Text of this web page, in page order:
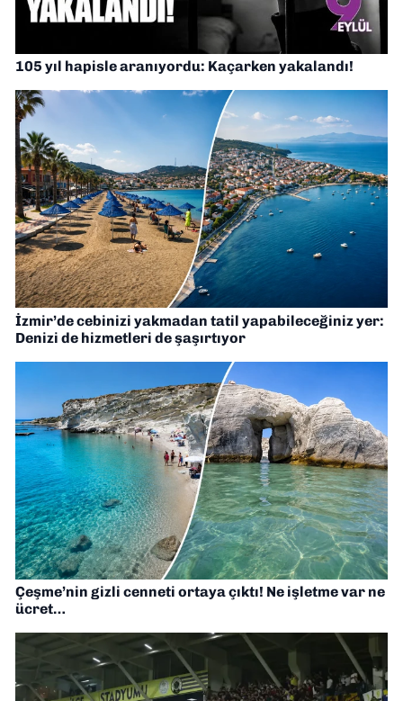
105 yıl hapisle aranıyordu: Kaçarken yakalandı!
İzmir’de cebinizi yakmadan tatil yapabileceğiniz yer:
Denizi de hizmetleri de şaşırtıyor
Çeşme’nin gizli cenneti ortaya çıktı! Ne işletme var ne
ücret…